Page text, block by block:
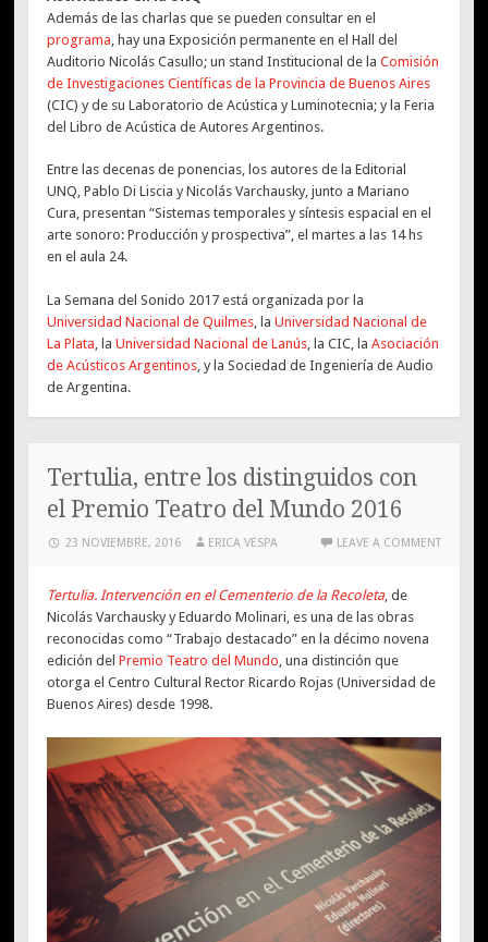
Además de las charlas que se pueden consultar en el
programa , hay una Exposición permanente en el Hall del
Auditorio Nicolás Casullo; un stand Institucional de laComisión
de Investigaciones Científicas de la Provincia de Buenos Aires
(CIC) y de su Laboratorio de Acústica y Luminotecnia; y la Feria
del Libro de Acústica de Autores Argentinos.
Entre las decenas de ponencias, los autores de la Editorial
UNQ, Pablo Di Liscia y Nicolás Varchausky, junto a Mariano
Cura, presentan “Sistemas temporales y síntesis espacial en el
arte sonoro: Producción y prospectiva”, el martes a las 14 hs
en el aula 24.
La Semana del Sonido 2017 está organizada por la
Universidad Nacional de Quilmes , laUniversidad Nacional de
La Plata , laUniversidad Nacional de Lanús , la CIC, laAsociación
de Acústicos Argentinos , y la Sociedad de Ingeniería de Audio
de Argentina.
Tertulia, entre los distinguidos con
el Premio Teatro del Mundo 2016
23 NOVIEMBRE, 2016 ERICA VESPA LEAVE A COMMENT
Tertulia. Intervención en el Cementerio de la Recoleta, de
Nicolás Varchausky y Eduardo Molinari, es una de las obras
reconocidas como “Trabajo destacado” en la décimo novena
edición delPremio Teatro del Mundo, una distinción que
otorga el Centro Cultural Rector Ricardo Rojas (Universidad de
Buenos Aires) desde 1998.